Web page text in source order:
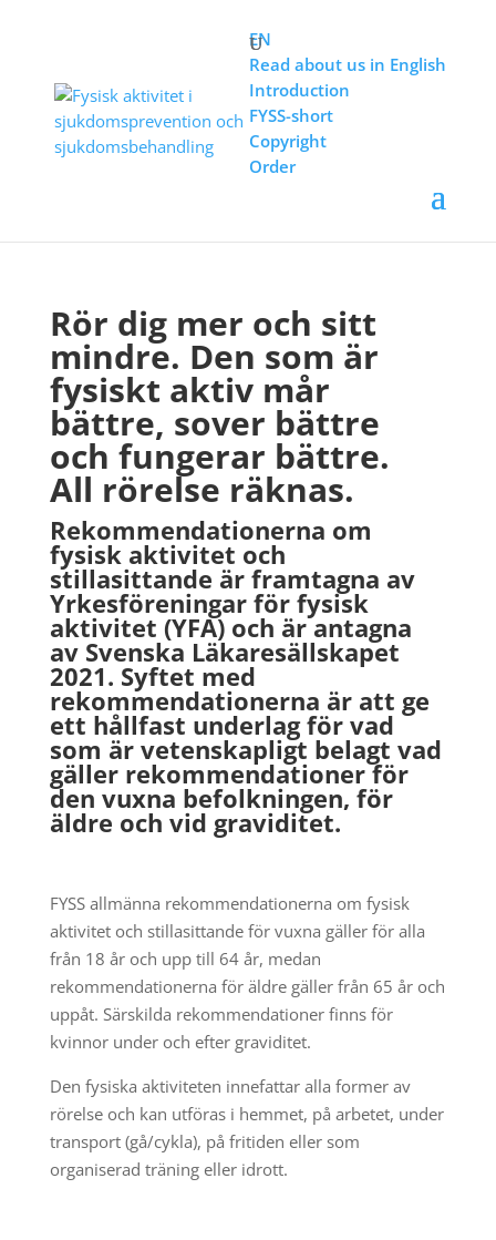
EN
Read about us in English
Introduction
FYSS-short
Copyright
Order
För vuxna, äldre och gravida
Rör dig mer och sitt
mindre. Den som är
fysiskt aktiv mår
bättre, sover bättre
och fungerar bättre.
All rörelse räknas.
Rekommendationerna om
fysisk aktivitet och
stillasittande är framtagna av
Yrkesföreningar för fysisk
aktivitet (YFA) och är antagna
av Svenska Läkaresällskapet
2021. Syftet med
rekommendationerna är att ge
ett hållfast underlag för vad
som är vetenskapligt belagt vad
gäller rekommendationer för
den vuxna befolkningen, för
äldre och vid graviditet.
FYSS allmänna rekommendationerna om fysisk
aktivitet och stillasittande för vuxna gäller för alla
från 18 år och upp till 64 år, medan
rekommendationerna för äldre gäller från 65 år och
uppåt. Särskilda rekommendationer finns för
kvinnor under och efter graviditet.
Den fysiska aktiviteten innefattar alla former av
rörelse och kan utföras i hemmet, på arbetet, under
transport (gå/cykla), på fritiden eller som
organiserad träning eller idrott.